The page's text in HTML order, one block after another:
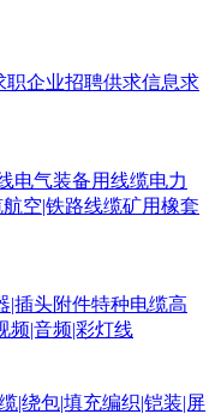
职企业招聘供求信息求
电气装备用线缆电力
航空|铁路线缆矿用橡套
|插头附件特种电缆高
频|音频|彩灯线
|绕包|填充编织|铠装|屏